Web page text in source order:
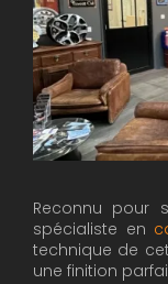
Reconnu pour
spécialiste en
technique de
une finition